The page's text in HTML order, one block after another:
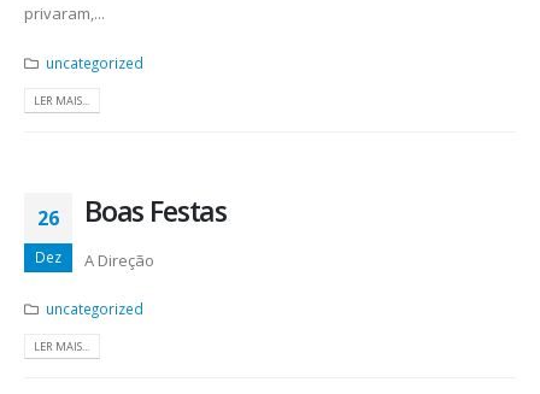
privaram,...
uncategorized
LER MAIS...
26
Dez
Boas Festas
A Direção
uncategorized
LER MAIS...